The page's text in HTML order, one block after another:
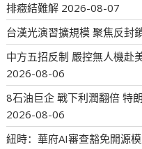
排癥結難解 2026-08-07
台漢光演習擴規模 聚焦反封
中方五招反制 嚴控無人機赴
2026-08-06
8石油巨企 戰下利潤翻倍 特
2026-08-06
紐時：華府AI審查豁免開源